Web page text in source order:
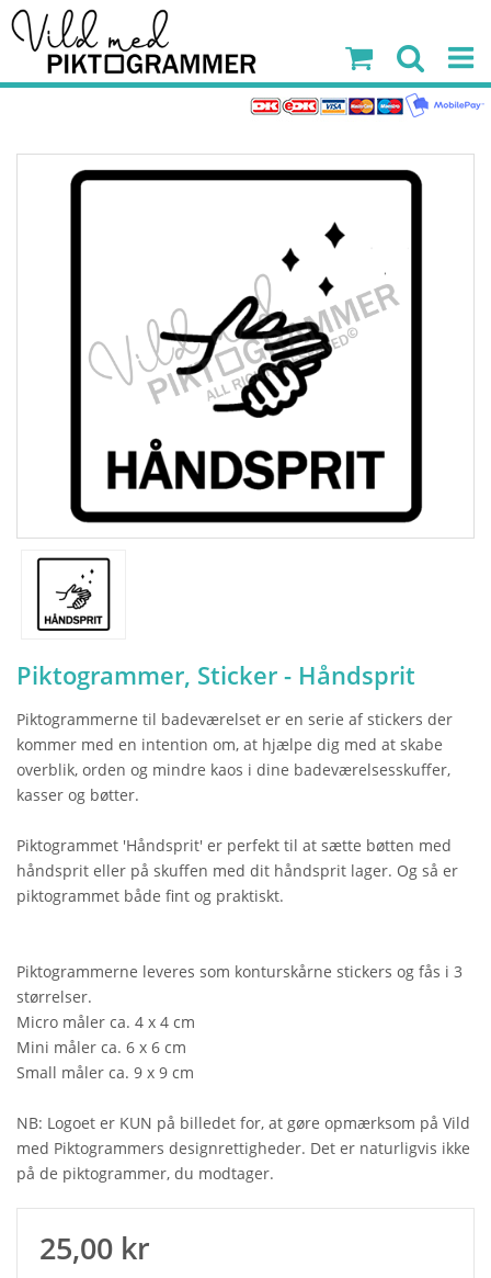
Piktogrammer, Sticker - Håndsprit
Piktogrammerne til badeværelset er en serie af stickers der
kommer med en intention om, at hjælpe dig med at skabe
overblik, orden og mindre kaos i dine badeværelsesskuffer,
kasser og bøtter.
Piktogrammet 'Håndsprit' er perfekt til at sætte bøtten med
håndsprit eller på skuffen med dit håndsprit lager. Og så er
piktogrammet både fint og praktiskt.
Piktogrammerne leveres som konturskårne stickers og fås i 3
størrelser.
Micro måler ca. 4 x 4 cm
Mini måler ca. 6 x 6 cm
Small måler ca. 9 x 9 cm
NB: Logoet er KUN på billedet for, at gøre opmærksom på Vild
med Piktogrammers designrettigheder. Det er naturligvis ikke
på de piktogrammer, du modtager.
25,00 kr